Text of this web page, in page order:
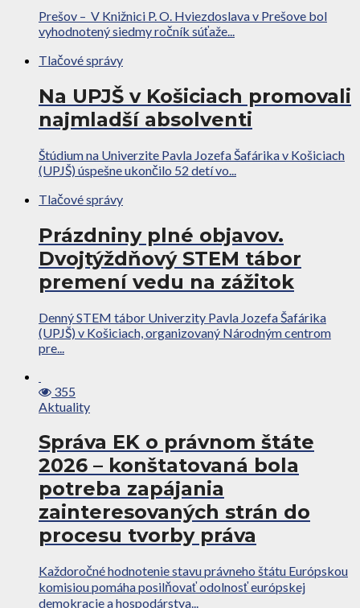
Prešov – V Knižnici P. O. Hviezdoslava v Prešove bol
vyhodnotený siedmy ročník súťaže...
Tlačové správy
Na UPJŠ v Košiciach promovali
najmladší absolventi
Štúdium na Univerzite Pavla Jozefa Šafárika v Košiciach
(UPJŠ) úspešne ukončilo 52 detí vo...
Tlačové správy
Prázdniny plné objavov.
Dvojtýždňový STEM tábor
premení vedu na zážitok
Denný STEM tábor Univerzity Pavla Jozefa Šafárika
(UPJŠ) v Košiciach, organizovaný Národným centrom
pre...
355
Aktuality
Správa EK o právnom štáte
2026 – konštatovaná bola
potreba zapájania
zainteresovaných strán do
procesu tvorby práva
Každoročné hodnotenie stavu právneho štátu Európskou
komisiou pomáha posilňovať odolnosť európskej
demokracie a hospodárstva...